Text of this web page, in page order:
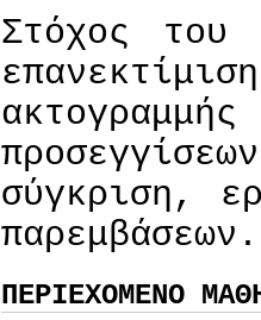
Στόχος του
σύγκριση,
παρεμβάσεων.
ΠΕΡΙΕΧΟΜΕΝΟ